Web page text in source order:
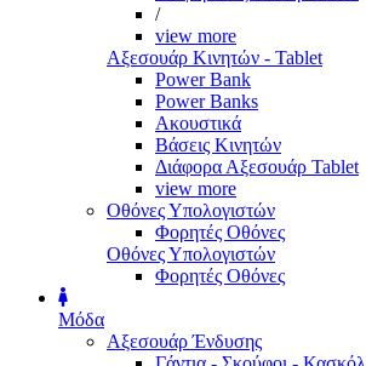
/
view more
Αξεσουάρ Κινητών - Tablet
Power Bank
Power Banks
Ακουστικά
Βάσεις Κινητών
Διάφορα Αξεσουάρ Tablet
view more
Οθόνες Υπολογιστών
Φορητές Οθόνες
Οθόνες Υπολογιστών
Φορητές Οθόνες
Μόδα
Αξεσουάρ Ένδυσης